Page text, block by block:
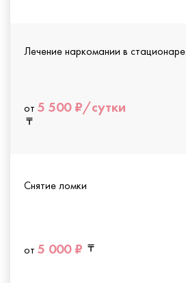
Лечение наркомании в стационаре
от 5 500 ₽/сутки
Снятие ломки
от 5 000 ₽